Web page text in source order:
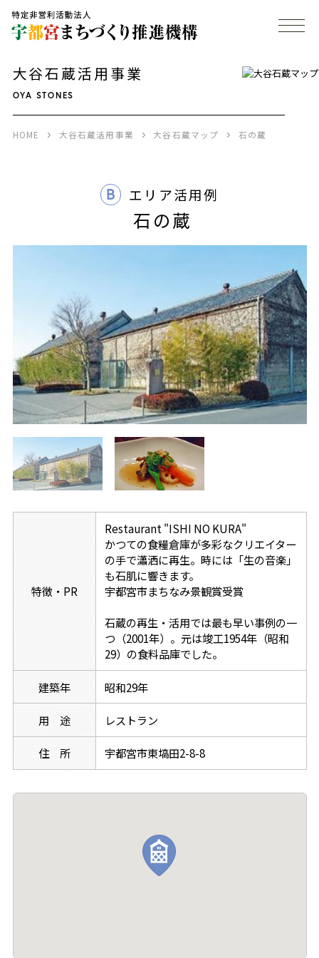
大谷石蔵活用事業
OYA STONES
HOME 大谷石蔵活用事業 大谷石蔵マップ 石の蔵
B エリア活用例
石の蔵
特徴・PR
Restaurant "ISHI NO KURA"
かつての食糧倉庫が多彩なクリエイター
の手で瀟洒に再生。時には「生の音楽」
も石肌に響きます。
宇都宮市まちなみ景観賞受賞
石蔵の再生・活用では最も早い事例の一
つ（2001年）。元は竣工1954年（昭和
29）の食料品庫でした。
建築年 昭和29年
用 途 レストラン
住 所 宇都宮市東塙田2-8-8